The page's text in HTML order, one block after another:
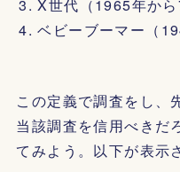
X世代（1965年から
ベビーブーマー（
この定義で調査をし、
当該調査を信用べきだ
てみよう。以下が表示